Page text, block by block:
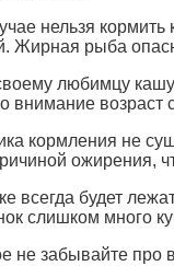
нельзя
Жирная рыба
любимцу
внимание
кормления не
ожирения,
всегда будет
слишком много
не забывайте про